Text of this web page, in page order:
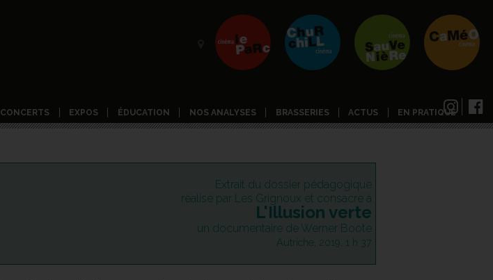
CONCERTS EXPOS ÉDUCATION NOS ANALYSES BRASSERIES ACTUS EN PRATIQUE
Extrait du dossier pédagogique
réalisé par Les Grignoux et consacré à
L'Illusion verte
un documentaire de Werner Boote
Autriche, 2019, 1 h 37